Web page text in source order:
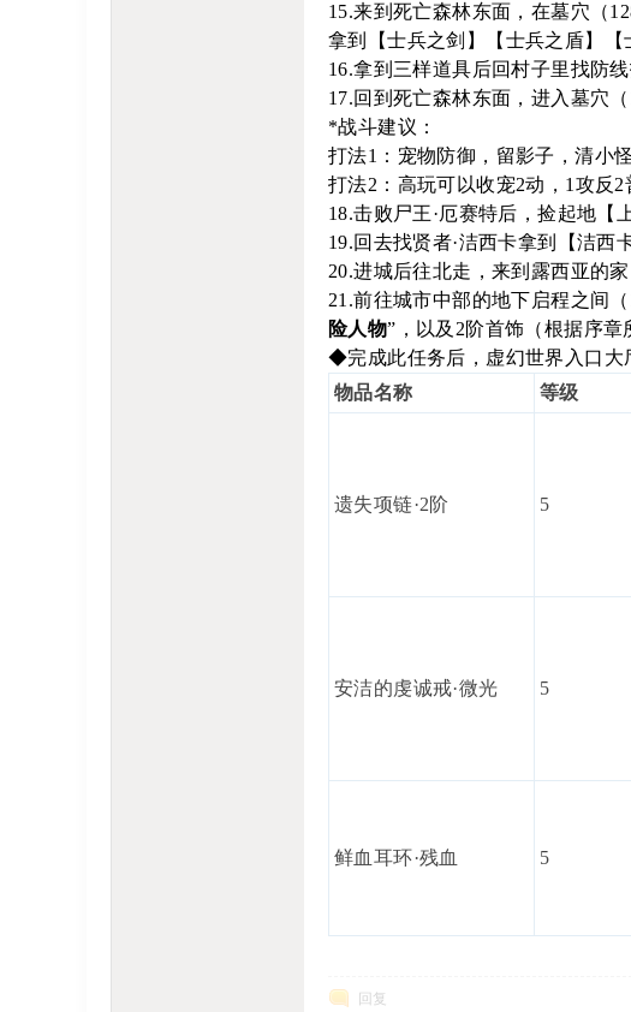
15.来到死亡森林东面，在墓穴（
拿到【士兵之剑】【士兵之盾】【
16.拿到三样道具后回村子里找防
17.回到死亡森林东面，进入墓穴
*战斗建议：
打法1：宠物防御，留影子，清小
打法2：高玩可以收宠2动，1攻反
18.击败尸王·厄赛特后，捡起地【
19.回去找贤者·洁西卡拿到【洁西
20.进城后往北走，来到露西亚的
21.前往城市中部的地下启程之间
险人物”，以及2阶首饰（根据序章
◆完成此任务后，虚幻世界入口大
物品名称
等级
遗失项链·2阶 5
安洁的虔诚戒·微光 5
鲜血耳环·残血 5
回复